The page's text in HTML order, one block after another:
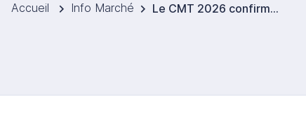
Accueil Info Marché Le CMT 2026 confirme l’essor du caravaning et du voyage mobile